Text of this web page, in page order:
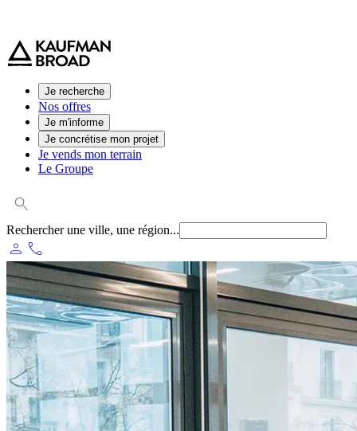
Je recherche
Nos offres
Je m'informe
Je concrétise mon projet
Je vends mon terrain
Le Groupe
Rechercher une ville, une région...
person phone